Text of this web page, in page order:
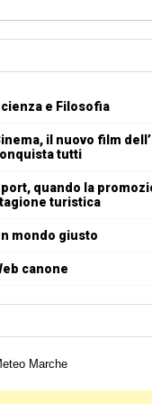
e Filosofia
il nuovo film
tutti
quando la
turistica
mondo giusto
canone
meteorologica delle Marche